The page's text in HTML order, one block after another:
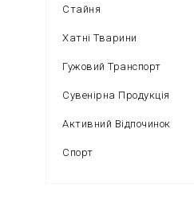
Стайня
Хатні Тварини
Гужовий Транспорт
Сувенірна Продукція
Активний Відпочинок
Спорт